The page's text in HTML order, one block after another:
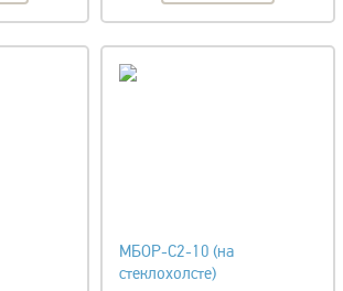
МБОР-С2-10 (на
стеклохолсте)